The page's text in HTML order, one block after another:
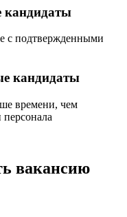
кандидаты
с подтвержденными
кандидаты
времени, чем
вакансию